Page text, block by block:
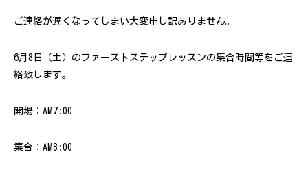
ご連絡が遅くなってしまい大変申し訳ありません。
6月8日（土）のファーストステップレッスンの集合時間等をご連
絡致します。
開場：AM7:00
集合：AM8:00